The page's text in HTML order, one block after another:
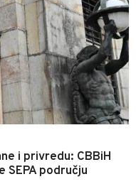
i privredu: CBBiH
SEPA području